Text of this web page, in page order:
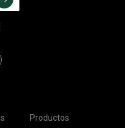
Productos